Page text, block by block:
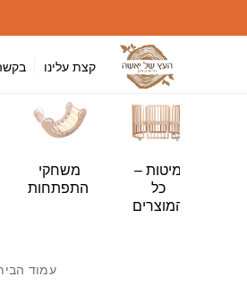
קצת עלינו
מיטות –
כל
המוצרים
משחקי
התפתחות
עמוד